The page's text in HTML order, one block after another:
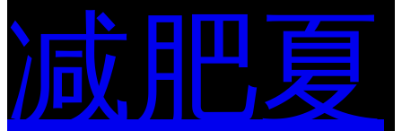
减肥夏